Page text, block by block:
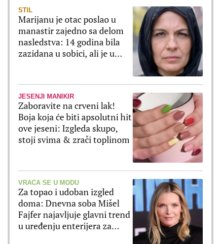
STIL
Marijanu je otac poslao u
manastir zajedno sa delom
nasledstva: 14 godina bila
zazidana u sobici, ali je u
JESENJI MANIKIR
Zaboravite na crveni lak!
Boja koja će biti apsolutni hit
ove jeseni: Izgleda skupo,
stoji svima & zrači toplinom
VRAĆA SE U MODU
Za topao i udoban izgled
doma: Dnevna soba Mišel
Fajfer najavljuje glavni trend
u uređenju enterijera za